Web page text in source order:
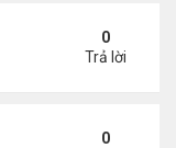
dự tiệc ở đảo Ibiza
0
Trả lời
khóa môi Katy
0